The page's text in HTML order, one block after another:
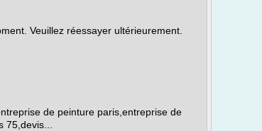
Veuillez réessayer ultérieurement.
de peinture paris,entreprise de